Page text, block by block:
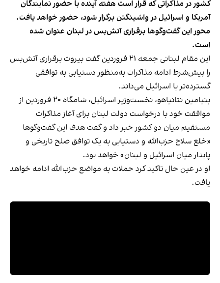
کشور در مذاکراتی که قرار است هفته آینده با حضور نمایندگان
آمریکا و اسرائیل در واشینگتن برگزار شود، حضور خواهد یافت.
محور این گفت‌وگوها برقراری آتش‌بس در لبنان عنوان شده
است.
این مقام لبنانی جمعه ۲۱ فروردین گفت بیروت برقراری آتش‌بس
را پیش‌شرط ادامه مذاکرات به‌منظور دستیابی به توافقی
گسترده‌تر با اسرائیل می‌داند.
بنیامین نتانیاهو، نخست‌وزیر اسرائیل، شامگاه ۲۰ فروردین از
موافقت خود با درخواست دولت لبنان برای آغاز مذاکرات
مستقیم میان دو کشور خبر داد و گفت هدف این گفت‌وگوها
«خلع سلاح حزب‌الله و دستیابی به یک توافق صلح تاریخی و
پایدار میان اسرائیل و لبنان» خواهد بود.
او در عین حال تاکید کرد حملات به مواضع حزب‌الله ادامه خواهد
یافت.